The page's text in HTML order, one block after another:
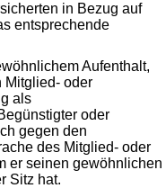
in Bezug auf
entsprechende
Aufenthalt,
Mitglied- oder
als
oder
gegen den
des Mitglied- oder
er seinen gewöhnlichen
Sitz hat.